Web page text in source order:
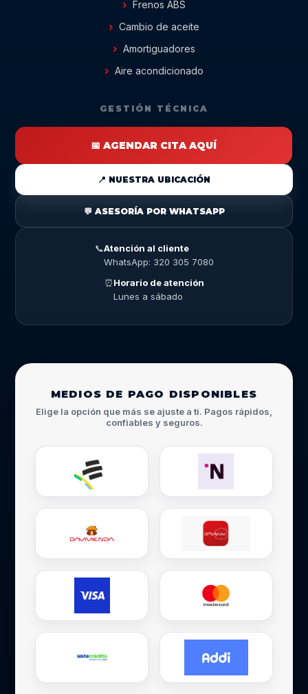
Frenos ABS
Cambio de aceite
Amortiguadores
Aire acondicionado
GESTIÓN TÉCNICA
📅 AGENDAR CITA AQUÍ
📍 NUESTRA UBICACIÓN
💬 ASESORÍA POR WHATSAPP
📞Atención al cliente
WhatsApp: 320 305 7080
⏰Horario de atención
Lunes a sábado
MEDIOS DE PAGO DISPONIBLES
Elige la opción que más se ajuste a ti. Pagos rápidos,
confiables y seguros.